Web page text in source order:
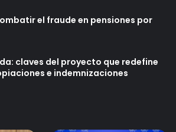
el fraude en pensiones por
claves del proyecto que redefine
e indemnizaciones